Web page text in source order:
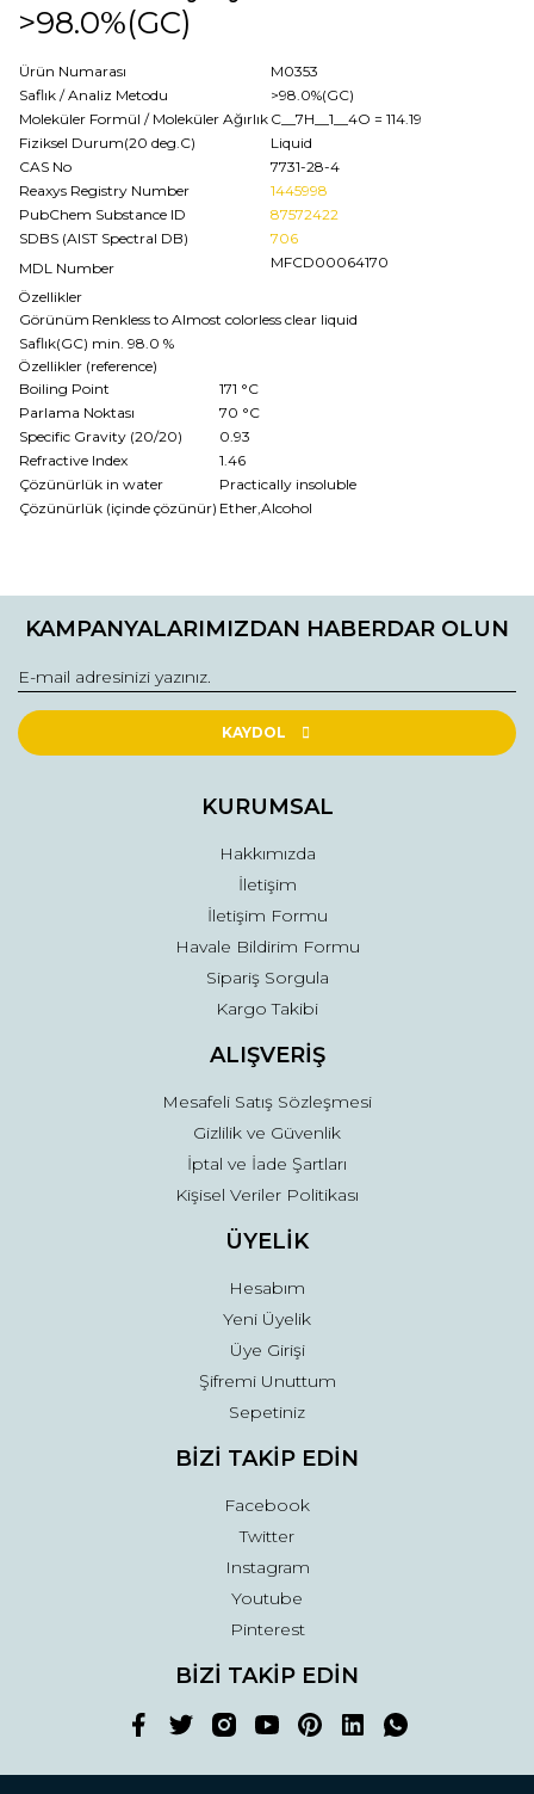
>98.0%(GC)
Ürün Numarası
M0353
Saflık / Analiz Metodu
>98.0%(GC)
Moleküler Formül / Moleküler Ağırlık C__7H__1__4O = 114.19
Fiziksel Durum(20 deg.C)
Liquid
CAS No
7731-28-4
Reaxys Registry Number
1445998
PubChem Substance ID
87572422
SDBS (AIST Spectral DB)
706
MDL Number
MFCD00064170
Özellikler
Görünüm Renkless to Almost colorless clear liquid
Saflık(GC) min. 98.0 %
Özellikler (reference)
Boiling Point
171 °C
Parlama Noktası
70 °C
Specific Gravity (20/20)
0.93
Refractive Index
1.46
Çözünürlük in water
Practically insoluble
Çözünürlük (içinde çözünür) Ether,Alcohol
konularda yetersiz gördüğünüz noktaları öneri formunu
Görüş ve önerileriniz için teşekkür ederiz.
Ürün resmi kalitesiz, bozuk veya görüntülenemiyor.
Ürün açıklamasında eksik bilgiler bulunuyor.
Ürün fiyatı diğer sitelerden daha pahalı.
Gönder
KAMPANYALARIMIZDAN HABERDAR OLUN
KAYDOL
KURUMSAL
Hakkımızda
İletişim
İletişim Formu
Havale Bildirim Formu
Sipariş Sorgula
Kargo Takibi
ALIŞVERİŞ
Mesafeli Satış Sözleşmesi
Gizlilik ve Güvenlik
İptal ve İade Şartları
Kişisel Veriler Politikası
ÜYELİK
Hesabım
Yeni Üyelik
Üye Girişi
Şifremi Unuttum
Sepetiniz
BİZİ TAKİP EDİN
Facebook
Twitter
Instagram
Youtube
Pinterest
BİZİ TAKİP EDİN